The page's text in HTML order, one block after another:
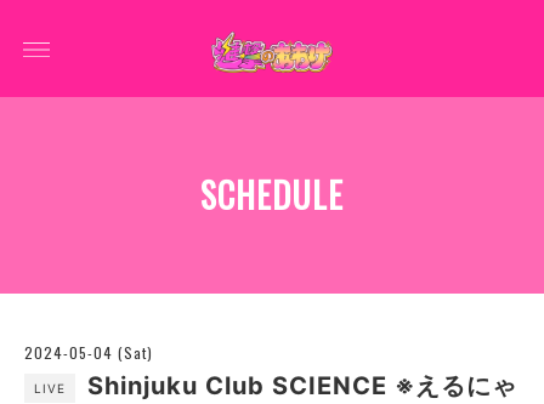
SCHEDULE
2024-05-04 (Sat)
LIVE
Shinjuku Club SCIENCE ※えるにゃ